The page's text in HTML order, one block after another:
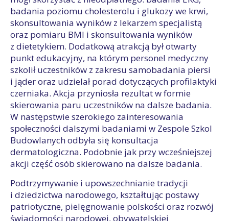
badania poziomu cholesterolu i glukozy we krwi,
skonsultowania wyników z lekarzem specjalistą
oraz pomiaru BMI i skonsultowania wyników
z dietetykiem. Dodatkową atrakcją był otwarty
punkt edukacyjny, na którym personel medyczny
szkolił uczestników z zakresu samobadania piersi
i jąder oraz udzielał porad dotyczących profilaktyki
czerniaka. Akcja przyniosła rezultat w formie
skierowania paru uczestników na dalsze badania.
W następstwie szerokiego zainteresowania
społeczności dalszymi badaniami w Zespole Szkol
Budowlanych odbyła się konsultacja
dermatologiczna. Podobnie jak przy wcześniejszej
akcji część osób skierowano na dalsze badania.
Podtrzymywanie i upowszechnianie tradycji
i dziedzictwa narodowego, kształtując postawy
patriotyczne, pielęgnowanie polskości oraz rozwój
świadomości narodowej, obywatelskiej